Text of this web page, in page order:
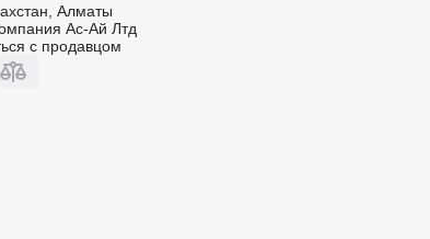
Алматы
Ас-Ай Лтд
с продавцом